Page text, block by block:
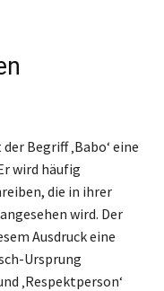
Begriff ‚Babo‘ eine
wird häufig
die in ihrer
wird. Der
Ausdruck eine
Ursprung
‚Respektperson‘